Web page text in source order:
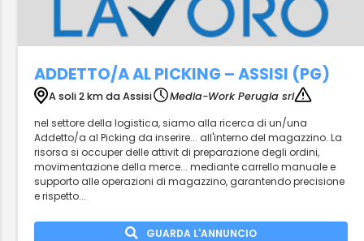
ADDETTO/A AL PICKING – ASSISI (PG)
A soli 2 km da Assisi
Media-Work Perugia srl
nel settore della logistica, siamo alla ricerca di un/una
Addetto/a al Picking da inserire... all'interno del magazzino. La
risorsa si occuper delle attivit di preparazione degli ordini,
movimentazione della merce... mediante carrello manuale e
supporto alle operazioni di magazzino, garantendo precisione
e rispetto...
GUARDA L'ANNUNCIO